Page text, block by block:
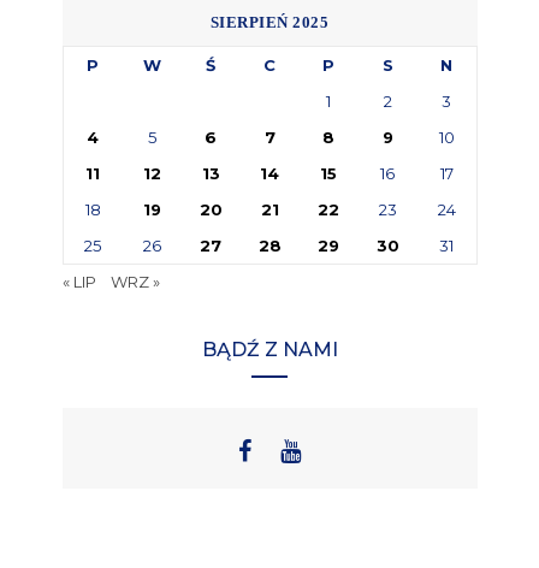
SIERPIEŃ 2025
P W Ś C P S
N
1
2
3
4
5 6 7 8 9
10
11
12 13 14 15 16
17
18
19 20 21 22 23
24
25
26 27 28 29 30
31
« LIP
WRZ »
BĄDŹ Z NAMI